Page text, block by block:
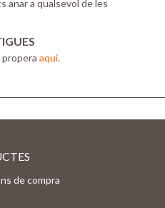
anar a qualsevol de les
propera aquí.
de compra